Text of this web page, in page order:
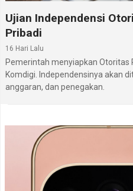
Ujian Independensi
Pribadi
16 Hari Lalu
Pemerintah menyiapkan Otoritas
Komdigi. Independensinya akan
anggaran, dan penegakan.